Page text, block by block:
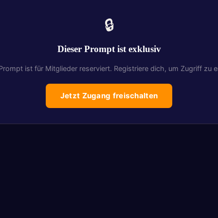
🔒
Dieser Prompt ist exklusiv
ist für Mitglieder reserviert. Registriere dich, um Zugriff zu
Jetzt Zugang freischalten